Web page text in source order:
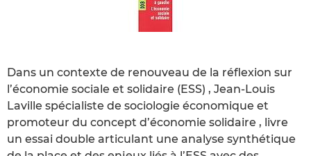
Dans un contexte de renouveau de la réflexion sur
l’économie sociale et solidaire (ESS) , Jean-Louis
Laville spécialiste de sociologie économique et
promoteur du concept d’économie solidaire , livre
un essai double articulant une analyse synthétique